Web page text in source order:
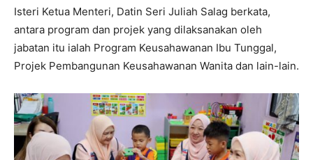
Isteri Ketua Menteri, Datin Seri Juliah Salag berkata,
antara program dan projek yang dilaksanakan oleh
jabatan itu ialah Program Keusahawanan Ibu Tunggal,
Projek Pembangunan Keusahawanan Wanita dan lain-lain.